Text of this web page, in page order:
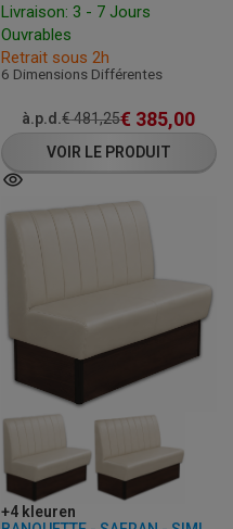
Livraison: 3 - 7 Jours
Ouvrables
Retrait sous 2h
6 Dimensions Différentes
à.p.d.€481,25€ 385,00
VOIR LE PRODUIT
+4 kleuren